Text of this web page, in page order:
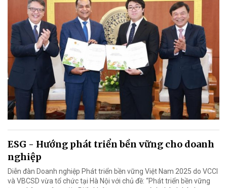
ESG - Hướng phát triển bền vững cho doanh
nghiệp
Diễn đàn Doanh nghiệp Phát triển bền vững Việt Nam 2025 do VCCI
và VBCSD vừa tổ chức tại Hà Nội với chủ đề: “Phát triển bền vững